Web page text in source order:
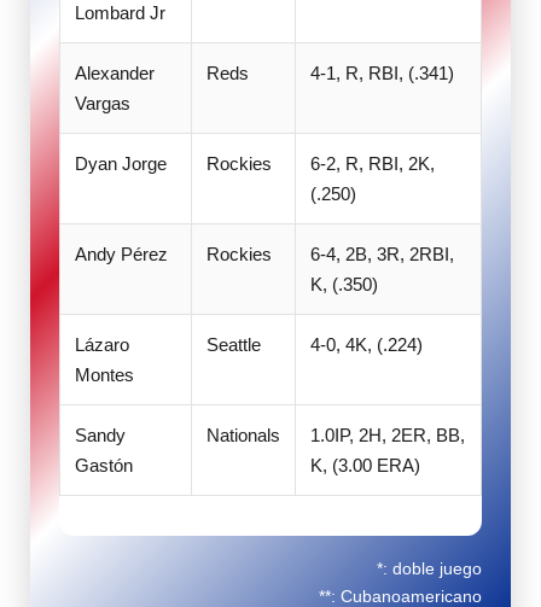
Lombard Jr
Alexander
Vargas
Reds 4-1, R, RBI, (.341)
Dyan Jorge Rockies
6-2, R, RBI, 2K,
(.250)
Andy Pérez Rockies
6-4, 2B, 3R, 2RBI,
K, (.350)
Lázaro
Montes
Seattle 4-0, 4K, (.224)
Sandy
Gastón
Nationals
1.0IP, 2H, 2ER, BB,
K, (3.00 ERA)
*: doble juego
**: Cubanoamericano